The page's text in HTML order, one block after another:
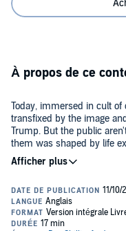
À propos de ce
Today, immersed in cult of
transfixed by the image
Trump. But the public
them was shaped by life
sanitized version of Donald
nothing more dramatic and
©2010 Ron Shabazz